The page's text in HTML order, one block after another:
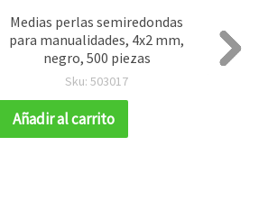
Medias perlas semiredondas
para manualidades, 4x2 mm,
negro, 500 piezas
Sku: 503017
Añadir al carrito